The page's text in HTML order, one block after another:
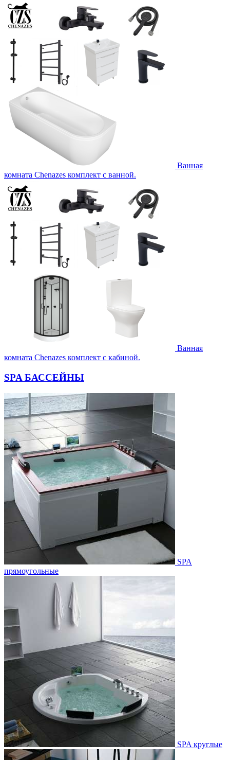
Ванная
комната Chenazes комплект с ванной.
Ванная
комната Chenazes комплект с кабиной.
SPA БАССЕЙНЫ
SPA
прямоугольные
SPA круглые